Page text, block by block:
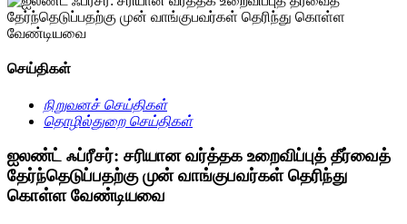
செய்திகள்
நிறுவனச் செய்திகள்
தொழில்துறை செய்திகள்
ஐலண்ட் ஃப்ரீசர்: சரியான வர்த்தக உறைவிப்புத் தீர்வைத்
தேர்ந்தெடுப்பதற்கு முன் வாங்குபவர்கள் தெரிந்து
கொள்ள வேண்டியவை